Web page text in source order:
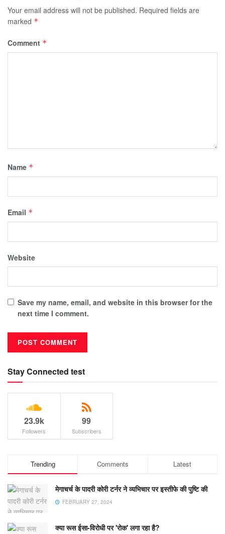
Your email address will not be published. Required fields are
marked *
Comment *
Name *
Email *
Website
Save my name, email, and website in this browser for the
next time I comment.
Stay Connected test
23.9k
Followers
99
Subscribers
Trending Comments Latest
मेगाचर्च के पादरी कोरी टर्नर ने व्यभिचार पर इस्तीफे की पुष्टि की
FEBRUARY 27, 2024
क्या रूस ईसा-विरोधी पर 'रोक' लगा रहा है?